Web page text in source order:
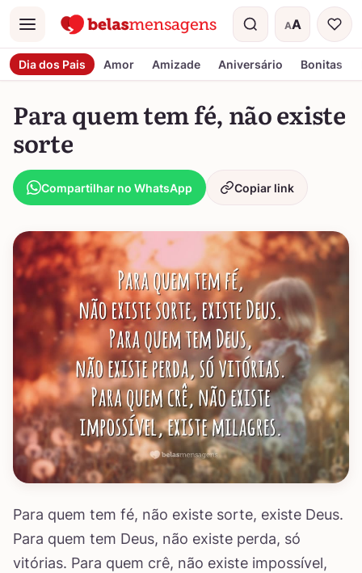
Menu AA
Tamanho do
Dia dos Pais Amor Amizade Aniversário Bonitas
Para quem tem fé, não existe
sorte
Compartilhar no WhatsApp Copiar link
Para quem tem fé, não existe sorte, existe Deus.
Para quem tem Deus, não existe perda, só
vitórias. Para quem crê, não existe impossível,